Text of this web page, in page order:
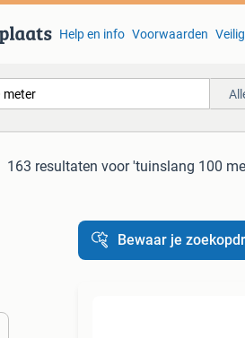
Help en info Voorwaarden
163 resultaten voor 'tuinslang 100
Bewaar je